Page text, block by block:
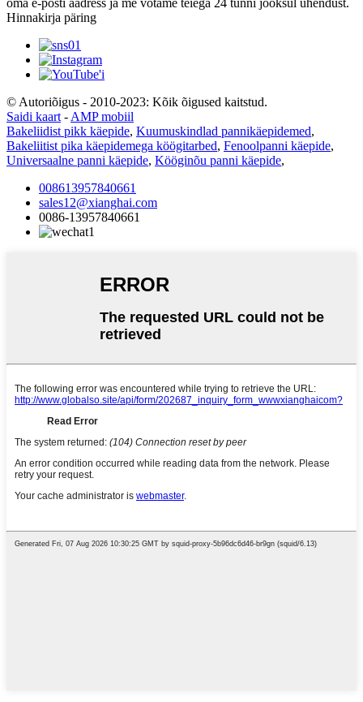
Hinnakirja päring
© Autoriõigus - 2010-2023: Kõik õigused kaitstud.
Saidi kaart - AMP mobiil
Bakeliidist pikk käepide, Kuumuskindlad pannikäepidemed,
Bakeliitist pika käepidemega köögitarbed, Fenoolpanni käepide,
Universaalne panni käepide, Kööginõu panni käepide,
008613957840661
sales12@xianghai.com
0086-13957840661